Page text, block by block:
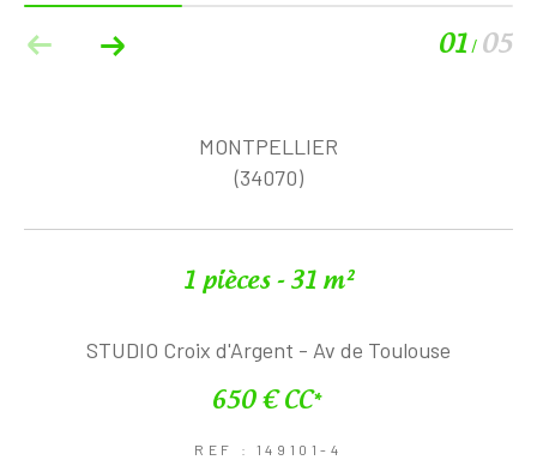
01 / 05
MONTPELLIER
(34070)
1 pièces - 31 m²
STUDIO Croix d'Argent - Av de Toulouse
650 € CC*
REF : 149101-4